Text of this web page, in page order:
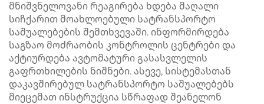
მნიშვნელოვანი რეაგირება ხდება მაღალი
სიჩქარით მოახლოებული სატრანსპორტო
საშუალებების შემთხვევაში. ინფორმირდება
საგზაო მოძრაობის კონტროლის ცენტრები და
აქტიურდება ავტომატური გასასვლელის
გაფრთხილების ნიშნები. ასევე, სისტემასთან
დაკავშირებულ სატრანსპორტო საშუალებებს
მიეცემათ ინსტრუქცია სწრაფად შეანელონ